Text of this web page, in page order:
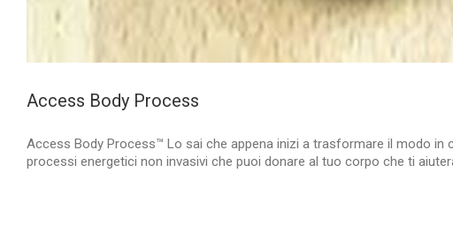
Access Body Process
Access Body Process™ Lo sai che appena inizi a trasformare il modo
processi energetici non invasivi che puoi donare al tuo corpo che ti